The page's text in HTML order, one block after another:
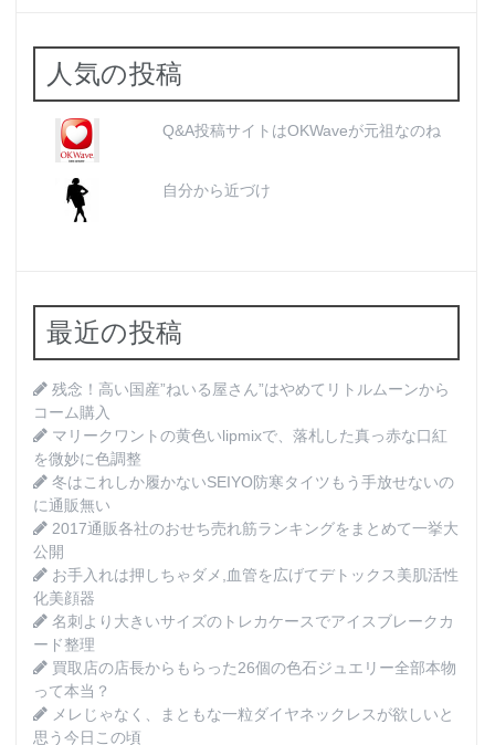
人気の投稿
Q&A投稿サイトはOKWaveが元祖なのね
自分から近づけ
最近の投稿
残念！高い国産”ねいる屋さん”はやめてリトルムーンから
コーム購入
マリークワントの黄色いlipmixで、落札した真っ赤な口紅
を微妙に色調整
冬はこれしか履かないSEIYO防寒タイツもう手放せないの
に通販無い
2017通販各社のおせち売れ筋ランキングをまとめて一挙大
公開
お手入れは押しちゃダメ,血管を広げてデトックス美肌活性
化美顔器
名刺より大きいサイズのトレカケースでアイスブレークカ
ード整理
買取店の店長からもらった26個の色石ジュエリー全部本物
って本当？
メレじゃなく、まともな一粒ダイヤネックレスが欲しいと
思う今日この頃